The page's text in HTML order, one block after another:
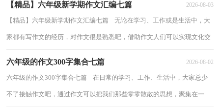
【精品】六年级新学期作文汇编七篇 2026-08-03
【精品】六年级新学期作文汇编七篇 无论在学习、工作或是生活中，大
家都有写作文的经历，对作文很是熟悉吧，借助作文人们可以实现文化交
六年级的作文300字集合七篇 2026-08-02
六年级的作文300字集合七篇 在日常的学习、工作、生活中，大家总少
不了接触作文吧，通过作文可以把我们那些零零散散的思想，聚集在一